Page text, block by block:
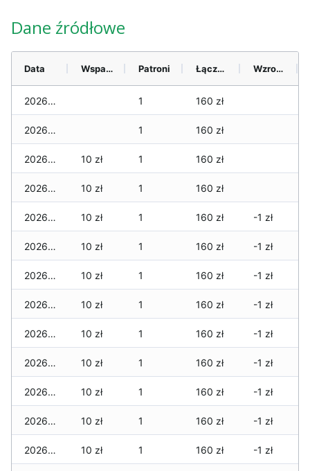
Dane źródłowe
Data Wsparcie Patroni Łącznie Wzrost (28 dni)
2026-08-07 1 160 zł
2026-08-06 1 160 zł
2026-08-05 10 zł 1 160 zł
2026-08-04 10 zł 1 160 zł
2026-08-03 10 zł 1 160 zł -1 zł
2026-08-02 10 zł 1 160 zł -1 zł
2026-08-01 10 zł 1 160 zł -1 zł
2026-07-31 10 zł 1 160 zł -1 zł
2026-07-29 10 zł 1 160 zł -1 zł
2026-07-28 10 zł 1 160 zł -1 zł
2026-07-27 10 zł 1 160 zł -1 zł
2026-07-26 10 zł 1 160 zł -1 zł
2026-07-24 10 zł 1 160 zł -1 zł